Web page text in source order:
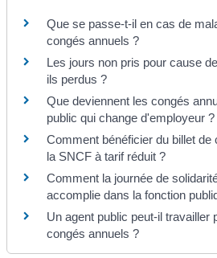
Que se passe-t-il en cas de
congés annuels ?
Les jours non pris pour cause
ils perdus ?
Que deviennent les congés
public qui change d'employeur ?
Comment bénéficier du billet de
la SNCF à tarif réduit ?
Comment la journée de
accomplie dans la fonction
Un agent public peut-il travailler
congés annuels ?